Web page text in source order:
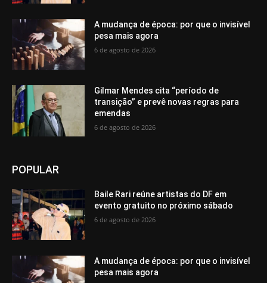
A mudança de época: por que o invisível
pesa mais agora
6 de agosto de 2026
Gilmar Mendes cita “período de
transição” e prevê novas regras para
emendas
6 de agosto de 2026
POPULAR
Baile Rari reúne artistas do DF em
evento gratuito no próximo sábado
6 de agosto de 2026
A mudança de época: por que o invisível
pesa mais agora